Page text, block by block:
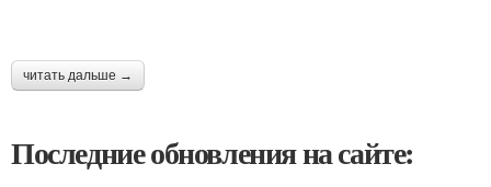
читать дальше →
Последние обновления на сайте: